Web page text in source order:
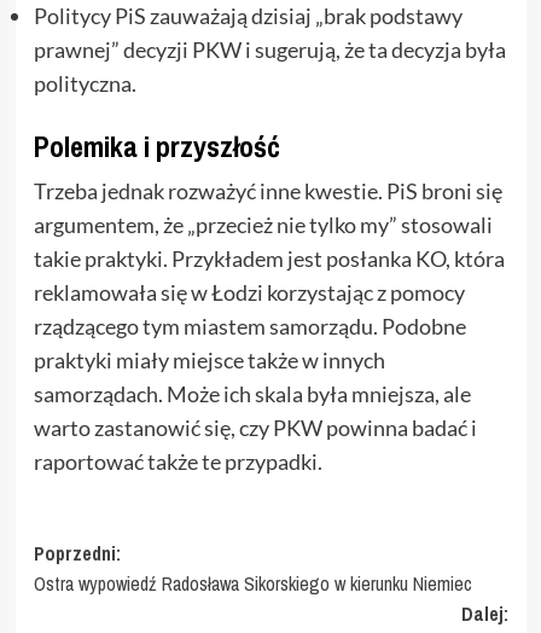
Politycy PiS zauważają dzisiaj „brak podstawy
prawnej” decyzji PKW i sugerują, że ta decyzja była
polityczna.
Polemika i przyszłość
Trzeba jednak rozważyć inne kwestie. PiS broni się
argumentem, że „przecież nie tylko my” stosowali
takie praktyki. Przykładem jest posłanka KO, która
reklamowała się w Łodzi korzystając z pomocy
rządzącego tym miastem samorządu. Podobne
praktyki miały miejsce także w innych
samorządach. Może ich skala była mniejsza, ale
warto zastanowić się, czy PKW powinna badać i
raportować także te przypadki.
Zobacz
wpisy
Poprzedni:
Ostra wypowiedź Radosława Sikorskiego w kierunku Niemiec
Dalej: